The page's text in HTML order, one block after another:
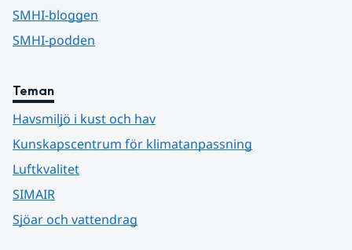
SMHI-bloggen
SMHI-podden
Teman
Havsmiljö i kust och hav
Kunskapscentrum för klimatanpassning
Luftkvalitet
SIMAIR
Sjöar och vattendrag